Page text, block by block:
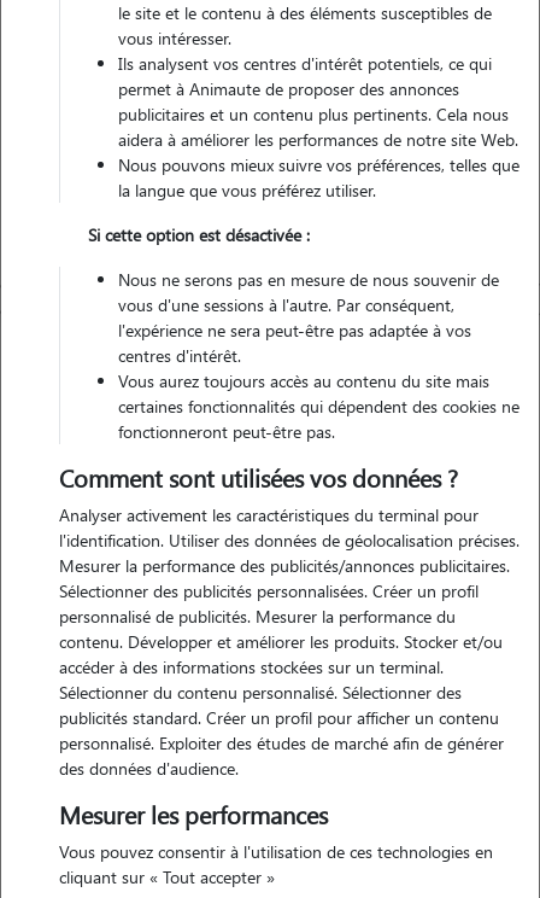
Contacter
L'envoi d'une demande est sans engagement
Motivation
je m'appelle marion, j'ai 19ans et je suis étudiante en hôtellerie ! j'ai
beaucoup de temps' libre et j'adore les animaux j'ai un petit chien de
12ans et eu de nombreux chats ! je suis prêtes à m'occuper de vos
animaux avec amour ?? je suis motivé et très sérieuse si vous avez
besoins je vous laisse me contacter ,)
de mon chien qui ne nous permet pas de jouer ahah mais je
le site et le contenu à des éléments susceptibles de
vous intéresser.
Ils analysent vos centres d'intérêt potentiels, ce qui
permet à Animaute de proposer des annonces
publicitaires et un contenu plus pertinents. Cela nous
aidera à améliorer les performances de notre site Web.
Nous pouvons mieux suivre vos préférences, telles que
la langue que vous préférez utiliser.
Si cette option est désactivée :
Nous ne serons pas en mesure de nous souvenir de
vous d'une sessions à l'autre. Par conséquent,
l'expérience ne sera peut-être pas adaptée à vos
centres d'intérêt.
Vous aurez toujours accès au contenu du site mais
certaines fonctionnalités qui dépendent des cookies ne
fonctionneront peut-être pas.
Comment sont utilisées vos données ?
Analyser activement les caractéristiques du terminal pour
l'identification. Utiliser des données de géolocalisation précises.
Mesurer la performance des publicités/annonces publicitaires.
Sélectionner des publicités personnalisées. Créer un profil
personnalisé de publicités. Mesurer la performance du
contenu. Développer et améliorer les produits. Stocker et/ou
accéder à des informations stockées sur un terminal.
Sélectionner du contenu personnalisé. Sélectionner des
publicités standard. Créer un profil pour afficher un contenu
personnalisé. Exploiter des études de marché afin de générer
des données d'audience.
Mesurer les performances
Vous pouvez consentir à l'utilisation de ces technologies en
cliquant sur « Tout accepter »